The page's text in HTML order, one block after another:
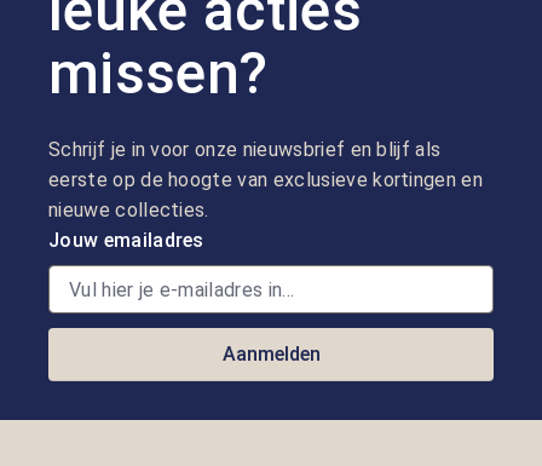
missen?
Schrijf je in voor onze nieuwsbrief en blijf als
eerste op de hoogte van exclusieve kortingen en
nieuwe collecties.
Jouw emailadres
Aanmelden